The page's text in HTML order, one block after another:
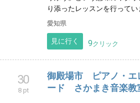
群馬県邑楽郡大泉町のピア
めてみませんか♪
群馬県